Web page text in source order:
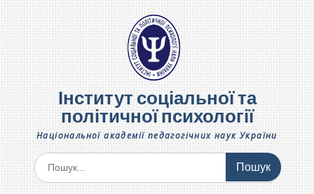
Інститут соціальної та
політичної психології
Національної академії педагогічних наук України
Шукати: